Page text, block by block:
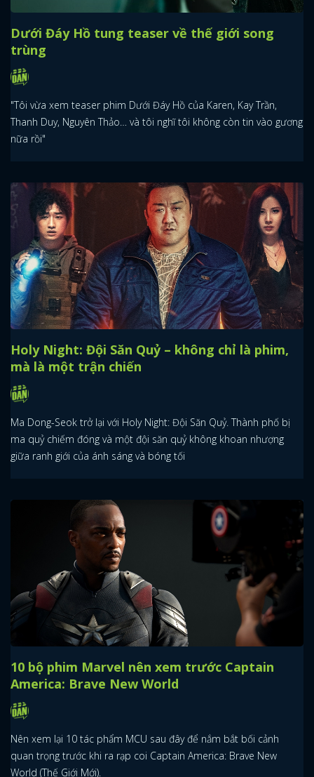
Dưới Đáy Hồ tung teaser về thế giới song
trùng
"Tôi vừa xem teaser phim Dưới Đáy Hồ của Karen, Kay Trần,
Thanh Duy, Nguyên Thảo… và tôi nghĩ tôi không còn tin vào gương
nữa rồi"
Holy Night: Đội Săn Quỷ – không chỉ là phim,
mà là một trận chiến
Ma Dong-Seok trở lại với Holy Night: Đội Săn Quỷ. Thành phố bị
ma quỷ chiếm đóng và một đội săn quỷ không khoan nhượng
giữa ranh giới của ánh sáng và bóng tối
10 bộ phim Marvel nên xem trước Captain
America: Brave New World
Nên xem lại 10 tác phẩm MCU sau đây để nắm bắt bối cảnh
quan trọng trước khi ra rạp coi Captain America: Brave New
World (Thế Giới Mới).